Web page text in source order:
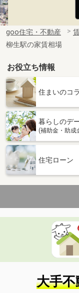
goo住宅・不動産
柳生駅の家賃相場
お役立ち情報
住まいのコ
暮らしのデ
(補助金・助成
住宅ローン
大手